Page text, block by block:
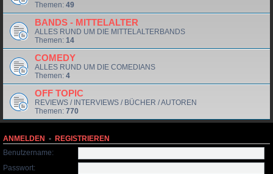
Themen: 49
BANDS - MITTELALTER
ALLES RUND UM DIE MITTELALTERBANDS
Themen: 14
COMEDY
ALLES RUND UM DIE COMEDIANS
Themen: 4
OFF TOPIC
REVIEWS / INTERVIEWS / BÜCHER / AUTOREN
Themen: 770
ANMELDEN • REGISTRIEREN
Benutzername:
Passwort: